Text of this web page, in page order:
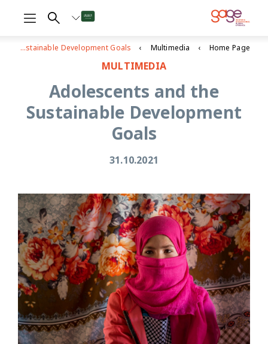
Home Page
Multimedia
Adolescents and the Sustainable Development Goals
MULTIMEDIA
Adolescents and the
Sustainable Development
Goals
31.10.2021